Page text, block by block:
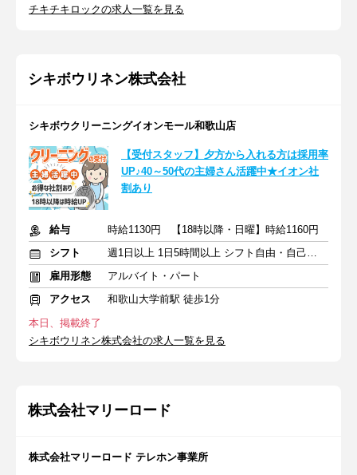
チキチキロックの求人一覧を見る
シキボウリネン株式会社
シキボウクリーニングイオンモール和歌山店
【受付スタッフ】夕方から入れる方は採用率
UP♪40～50代の主婦さん活躍中★イオン社
割あり
給与
時給1130円 【18時以降・日曜】時給1160円
シフト
週1日以上 1日5時間以上 シフト自由・自己申告
雇用形態
アルバイト・パート
アクセス
和歌山大学前駅 徒歩1分
本日、掲載終了
シキボウリネン株式会社の求人一覧を見る
株式会社マリーロード
株式会社マリーロード テレホン事業所